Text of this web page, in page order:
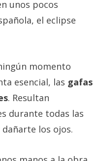
unos pocos
el eclipse
momento
esencial, las gafas
. Resultan
durante todas las
los ojos.